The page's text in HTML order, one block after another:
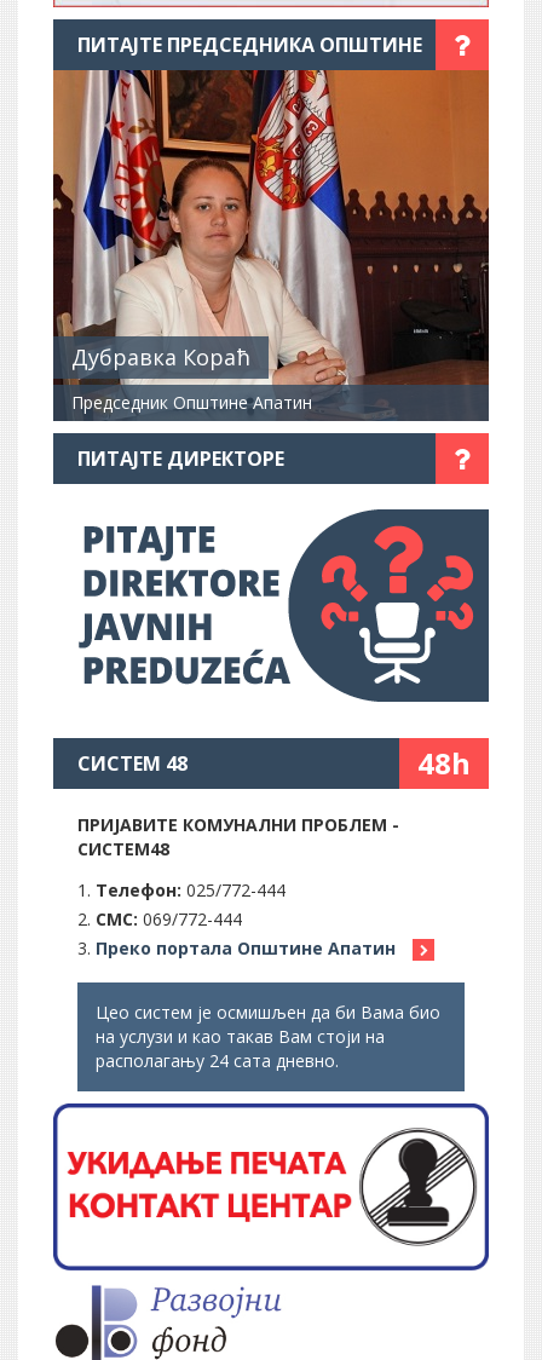
ПИТАЈТЕ ПРЕДСЕДНИКА ОПШТИНЕ
Дубравка Кораћ
Председник Општине Апатин
ПИТАЈТЕ ДИРЕКТОРЕ
СИСТЕМ 48 48h
ПРИЈАВИТЕ КОМУНАЛНИ ПРОБЛЕМ -
СИСТЕМ48
Телефон: 025/772-444
СМС: 069/772-444
Преко портала Општине Апатин
Цео систем је осмишљен да би Вама био
на услузи и као такав Вам стоји на
располагању 24 сата дневно.